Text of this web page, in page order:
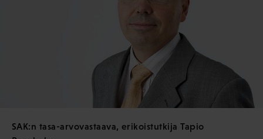
SAK:n tasa-arvovastaava, erikoistutkija Tapio